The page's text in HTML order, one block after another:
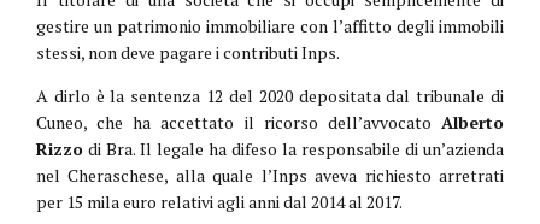
gestire un patrimonio immobiliare con l’affitto degli immobili
stessi, non deve pagare i contributi Inps.
A dirlo è la sentenza 12 del 2020 depositata dal tribunale di
Cuneo, che ha accettato il ricorso dell’avvocato Alberto
Rizzo di Bra. Il legale ha difeso la responsabile di un’azienda
nel Cheraschese, alla quale l’Inps aveva richiesto arretrati
per 15 mila euro relativi agli anni dal 2014 al 2017.